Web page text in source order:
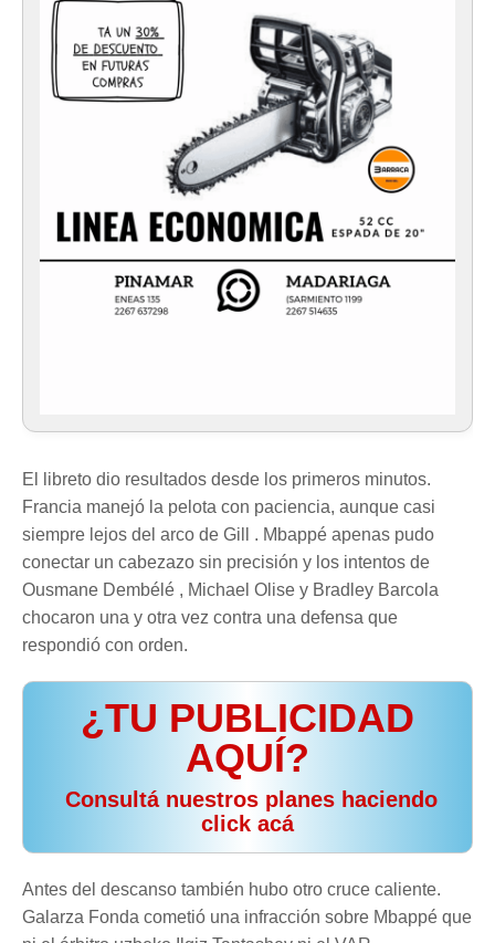
El libreto dio resultados desde los primeros minutos.
Francia manejó la pelota con paciencia, aunque casi
siempre lejos del arco de Gill . Mbappé apenas pudo
conectar un cabezazo sin precisión y los intentos de
Ousmane Dembélé , Michael Olise y Bradley Barcola
chocaron una y otra vez contra una defensa que
respondió con orden.
¿TU PUBLICIDAD
AQUÍ?
️ Consultá nuestros planes haciendo
click acá
Antes del descanso también hubo otro cruce caliente.
Galarza Fonda cometió una infracción sobre Mbappé que